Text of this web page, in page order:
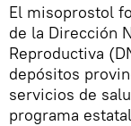
El misoprostol
de la Dirección
Reproductiva
depósitos
servicios de
programa